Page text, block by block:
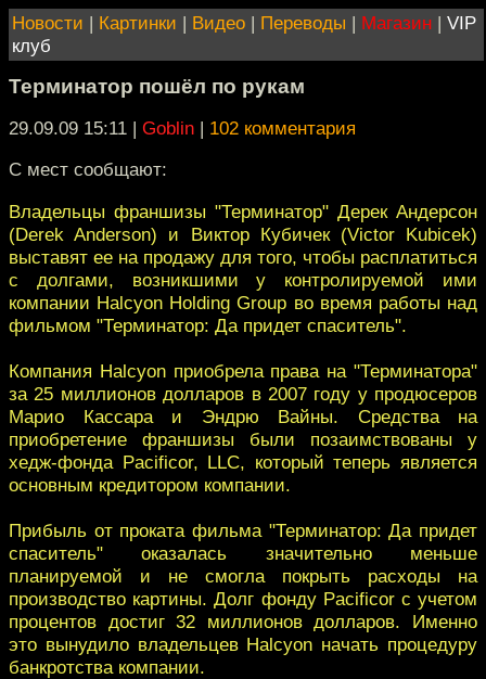
Новости | Картинки | Видео | Переводы | Магазин | VIP
клуб
Терминатор пошёл по рукам
29.09.09 15:11 | Goblin | 102 комментария
С мест сообщают:
Владельцы франшизы "Терминатор" Дерек Андерсон
(Derek Anderson) и Виктор Кубичек (Victor Kubicek)
выставят ее на продажу для того, чтобы расплатиться
с долгами, возникшими у контролируемой ими
компании Halcyon Holding Group во время работы над
фильмом "Терминатор: Да придет спаситель".
Компания Halcyon приобрела права на "Терминатора"
за 25 миллионов долларов в 2007 году у продюсеров
Марио Кассара и Эндрю Вайны. Средства на
приобретение франшизы были позаимствованы у
хедж-фонда Pacificor, LLC, который теперь является
основным кредитором компании.
Прибыль от проката фильма "Терминатор: Да придет
спаситель" оказалась значительно меньше
планируемой и не смогла покрыть расходы на
производство картины. Долг фонду Pacificor с учетом
процентов достиг 32 миллионов долларов. Именно
это вынудило владельцев Halcyon начать процедуру
банкротства компании.